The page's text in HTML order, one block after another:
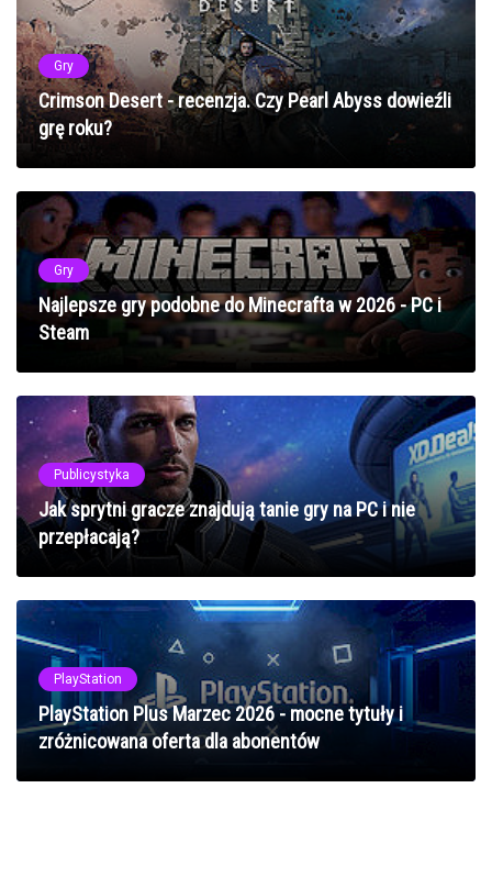
Gry
Crimson Desert - recenzja. Czy Pearl Abyss dowieźli
grę roku?
Gry
Najlepsze gry podobne do Minecrafta w 2026 - PC i
Steam
Publicystyka
Jak sprytni gracze znajdują tanie gry na PC i nie
przepłacają?
PlayStation
PlayStation Plus Marzec 2026 - mocne tytuły i
zróżnicowana oferta dla abonentów